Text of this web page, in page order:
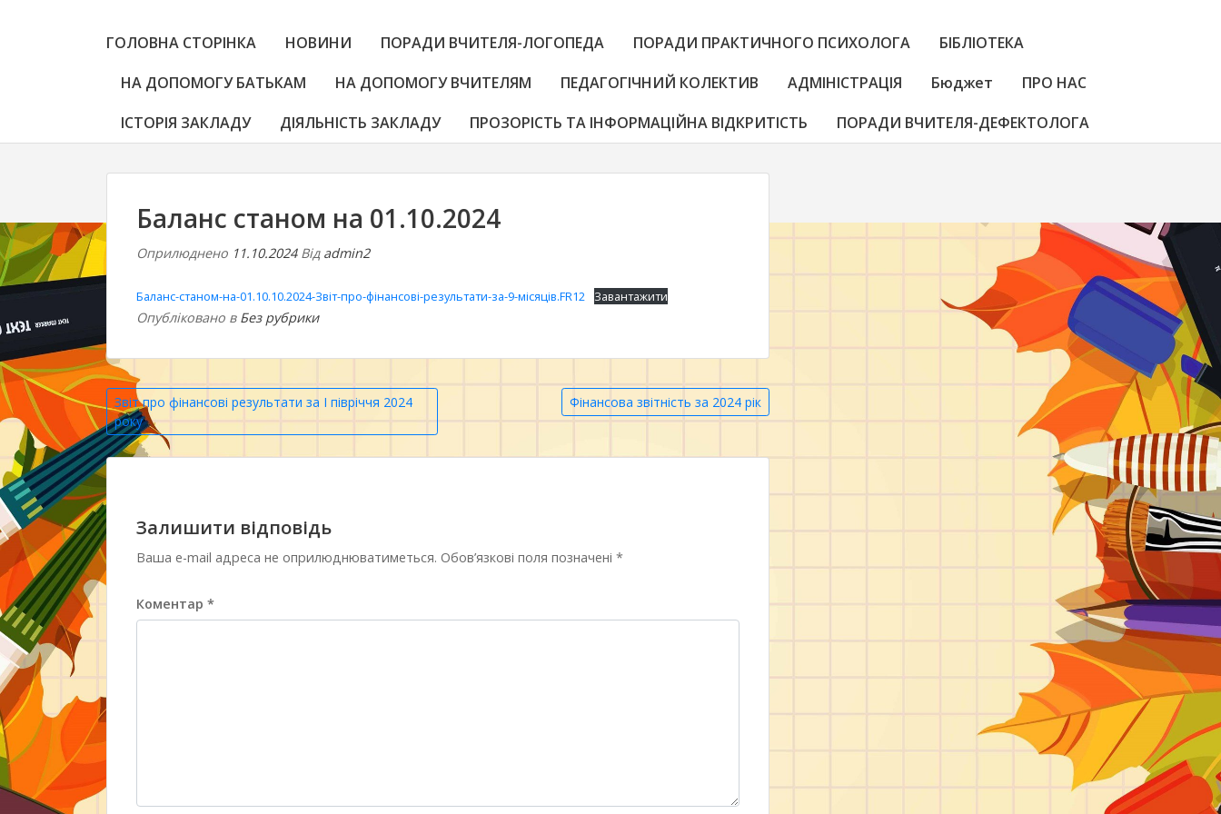
ГОЛОВНА СТОРІНКА НОВИНИ ПОРАДИ ВЧИТЕЛЯ-ЛОГОПЕДА ПОРАДИ ПРАКТИЧНОГО ПСИХОЛОГА
БІБЛІОТЕКА
НА ДОПОМОГУ БАТЬКАМ
НА ДОПОМОГУ ВЧИТЕЛЯМ ПЕДАГОГІЧНИЙ КОЛЕКТИВ АДМІНІСТРАЦІЯ Бюджет
ПРО НАС
ІСТОРІЯ ЗАКЛАДУ
ДІЯЛЬНІСТЬ ЗАКЛАДУ ПРОЗОРІСТЬ ТА ІНФОРМАЦІЙНА ВІДКРИТІСТЬ ПОРАДИ ВЧИТЕЛЯ-ДЕФЕКТОЛОГА
Баланс станом на 01.10.2024
Оприлюднено 11.10.2024Від admin2
Баланс-станом-на-01.10.10.2024-Звіт-про-фінансові-результати-за-9-місяців.FR12 Завантажити
Опубліковано в Без рубрики
Навігація
записів
Звіт про фінансові результати за І півріччя 2024
року
Фінансова звітність за 2024 рік
Залишити відповідь
Ваша e-mail адреса не оприлюднюватиметься. Обов’язкові поля позначені *
Коментар *